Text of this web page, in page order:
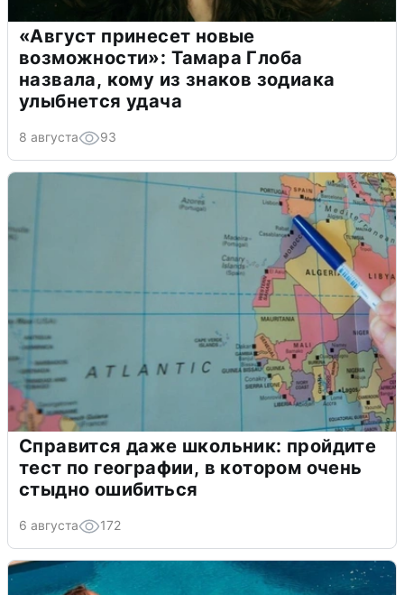
«Август принесет новые
возможности»: Тамара Глоба
назвала, кому из знаков зодиака
улыбнется удача
8 августа 93
Справится даже школьник: пройдите
тест по географии, в котором очень
стыдно ошибиться
6 августа 172